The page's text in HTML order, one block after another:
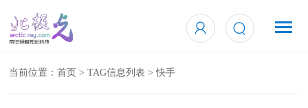
当前位置：首页 > TAG信息列表 > 快手